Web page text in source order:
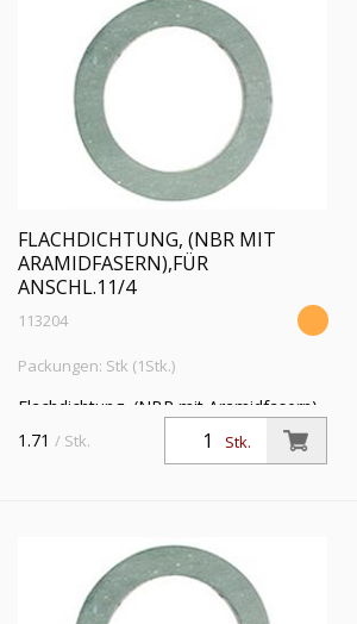
FLACHDICHTUNG, (NBR MIT
ARAMIDFASERN),FÜR
ANSCHL.11/4
113204
Packungen: Stk (1Stk.)
Flachdichtung, (NBR mit Aramidfasern),
für Anschlussgröße (Zoll) 1 1/4,
Betriebstemperatur -20 °C bis 200 °C
Stk.
1.71 / Stk.